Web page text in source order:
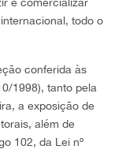
todo o
conferida às
1998), tanto pela
a exposição de
além de
102, da Lei nº